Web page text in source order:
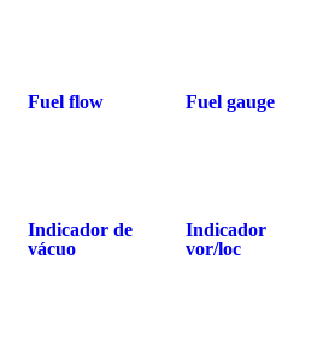
Fuel flow Fuel gauge
Indicador de
vácuo
Indicador
vor/loc